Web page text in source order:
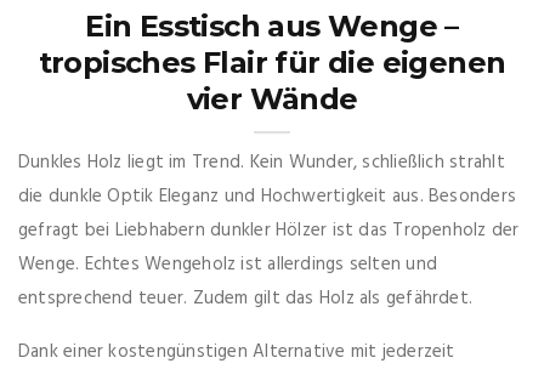
Ein Esstisch aus Wenge –
tropisches Flair für die eigenen
vier Wände
Dunkles Holz liegt im Trend. Kein Wunder, schließlich strahlt
die dunkle Optik Eleganz und Hochwertigkeit aus. Besonders
gefragt bei Liebhabern dunkler Hölzer ist das Tropenholz der
Wenge. Echtes Wengeholz ist allerdings selten und
entsprechend teuer. Zudem gilt das Holz als gefährdet.
Dank einer kostengünstigen Alternative mit jederzeit